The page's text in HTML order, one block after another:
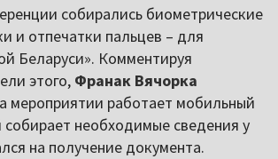
собирались биометрические
и отпечатки пальцев – для
Беларуси». Комментируя
этого, Франак Вячорка
мероприятии работает мобильный
собирает необходимые сведения у
на получение документа.